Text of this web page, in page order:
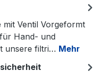
Ventil Vorgeformt
Hand- und
unsere filtri… Mehr